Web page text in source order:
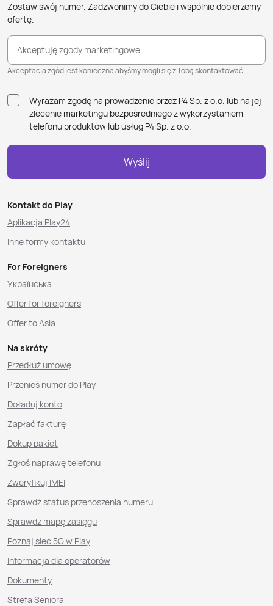
Zostaw swój numer. Zadzwonimy do Ciebie i wspólnie dobierzemy
ofertę.
Akceptuję zgody marketingowe
Akceptacja zgód jest konieczna abyśmy mogli się z Tobą skontaktować.
Wyrażam zgodę na prowadzenie przez P4 Sp. z o.o. lub na jej
zlecenie marketingu bezpośredniego z wykorzystaniem
telefonu produktów lub usług P4 Sp. z o.o.
Wyślij
Kontakt do Play
Aplikacja Play24
Inne formy kontaktu
For Foreigners
Українська
Offer for foreigners
Offer to Asia
Na skróty
Przedłuż umowę
Przenieś numer do Play
Doładuj konto
Zapłać fakturę
Dokup pakiet
Zgłoś naprawę telefonu
Zweryfikuj IMEI
Sprawdź status przenoszenia numeru
Sprawdź mapę zasięgu
Poznaj sieć 5G w Play
Informacja dla operatorów
Dokumenty
Strefa Seniora